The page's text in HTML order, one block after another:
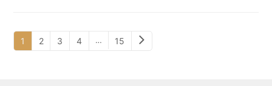
Page
1 Page
2 Page
3 Page
4 … Page
15 Next